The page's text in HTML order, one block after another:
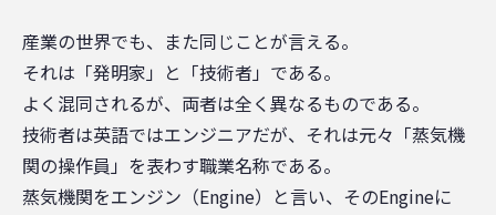
産業の世界でも、また同じことが言える。
それは「発明家」と「技術者」である。
よく混同されるが、両者は全く異なるものである。
技術者は英語ではエンジニアだが、それは元々「蒸気機
関の操作員」を表わす職業名称である。
蒸気機関をエンジン（Engine）と言い、そのEngineに